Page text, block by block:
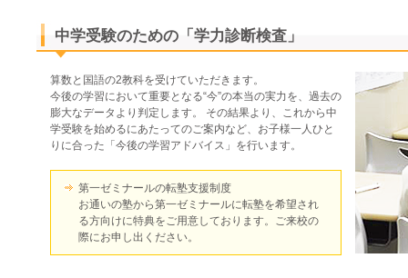
中学受験のための「学力診断検査」
算数と国語の2教科を受けていただきます。
今後の学習において重要となる“今”の本当の実力を、過去の
膨大なデータより判定します。 その結果より、これから中
学受験を始めるにあたってのご案内など、お子様一人ひと
りに合った「今後の学習アドバイス」を行います。
第一ゼミナールの転塾支援制度
お通いの塾から第一ゼミナールに転塾を希望され
る方向けに特典をご用意しております。ご来校の
際にお申し出ください。